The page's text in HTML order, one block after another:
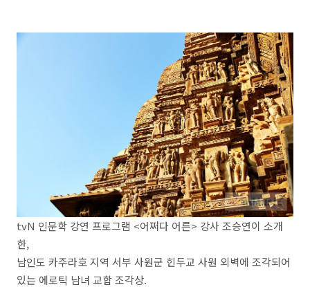
tvN 인문학 강연 프로그램 <어쩌다 어른> 강사 조승연이 소개
한,
남인도 카주라호 지역 서부 사원군 힌두교 사원 외벽에 조각되어
있는 에로틱 남녀 교합 조각상.